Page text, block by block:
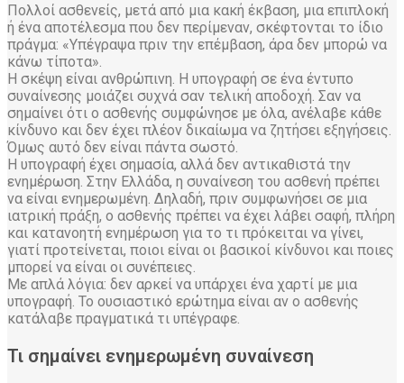
Πολλοί ασθενείς, μετά από μια κακή έκβαση, μια επιπλοκή
ή ένα αποτέλεσμα που δεν περίμεναν, σκέφτονται το ίδιο
πράγμα: «Υπέγραψα πριν την επέμβαση, άρα δεν μπορώ να
κάνω τίποτα».
Η σκέψη είναι ανθρώπινη. Η υπογραφή σε ένα έντυπο
συναίνεσης μοιάζει συχνά σαν τελική αποδοχή. Σαν να
σημαίνει ότι ο ασθενής συμφώνησε με όλα, ανέλαβε κάθε
κίνδυνο και δεν έχει πλέον δικαίωμα να ζητήσει εξηγήσεις.
Όμως αυτό δεν είναι πάντα σωστό.
Η υπογραφή έχει σημασία, αλλά δεν αντικαθιστά την
ενημέρωση. Στην Ελλάδα, η συναίνεση του ασθενή πρέπει
να είναι ενημερωμένη. Δηλαδή, πριν συμφωνήσει σε μια
ιατρική πράξη, ο ασθενής πρέπει να έχει λάβει σαφή, πλήρη
και κατανοητή ενημέρωση για το τι πρόκειται να γίνει,
γιατί προτείνεται, ποιοι είναι οι βασικοί κίνδυνοι και ποιες
μπορεί να είναι οι συνέπειες.
Με απλά λόγια: δεν αρκεί να υπάρχει ένα χαρτί με μια
υπογραφή. Το ουσιαστικό ερώτημα είναι αν ο ασθενής
κατάλαβε πραγματικά τι υπέγραφε.
Τι σημαίνει ενημερωμένη συναίνεση